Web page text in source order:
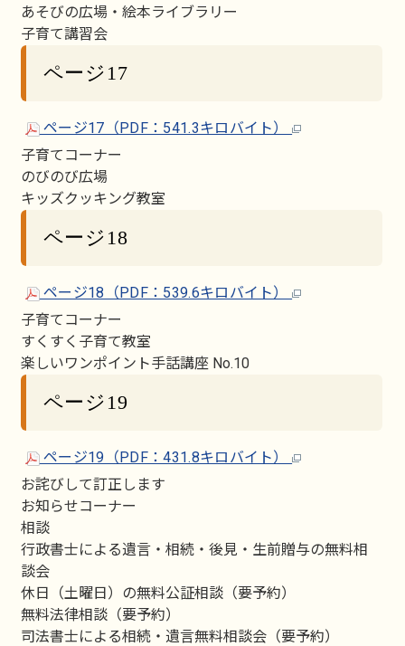
あそびの広場・絵本ライブラリー
子育て講習会
ページ17
ページ17（PDF：541.3キロバイト）
子育てコーナー
のびのび広場
キッズクッキング教室
ページ18
ページ18（PDF：539.6キロバイト）
子育てコーナー
すくすく子育て教室
楽しいワンポイント手話講座 No.10
ページ19
ページ19（PDF：431.8キロバイト）
お詫びして訂正します
お知らせコーナー
相談
行政書士による遺言・相続・後見・生前贈与の無料相
談会
休日（土曜日）の無料公証相談（要予約）
無料法律相談（要予約）
司法書士による相続・遺言無料相談会（要予約）